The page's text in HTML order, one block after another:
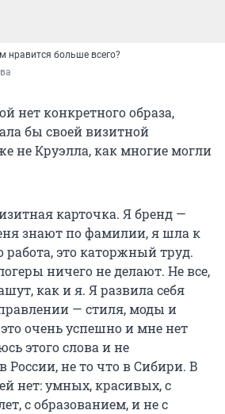
нравится больше всего?
нет конкретного образа,
бы своей визитной
не Круэлла, как многие могли
карточка. Я бренд —
знают по фамилии, я шла к
работа, это каторжный труд.
ничего не делают. Не все,
как и я. Я развила себя
— стиля, моды и
очень успешно и мне нет
этого слова и не
не то что в Сибири. В
нет: умных, красивых, с
с образованием, и не с